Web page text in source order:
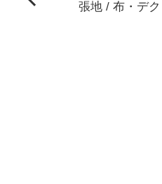
張地 / 布・デ